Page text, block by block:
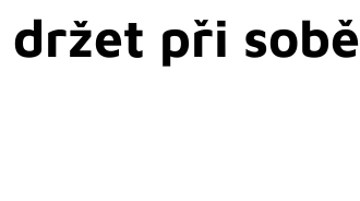
držet při sobě